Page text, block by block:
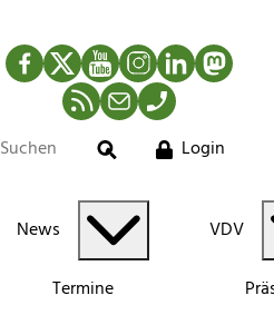
Facebook
TwitterYouTubeInstagram
LinkedIn
RSS-Newsfeed
MailTelefon
Suche
Login
News
Termine
VDV